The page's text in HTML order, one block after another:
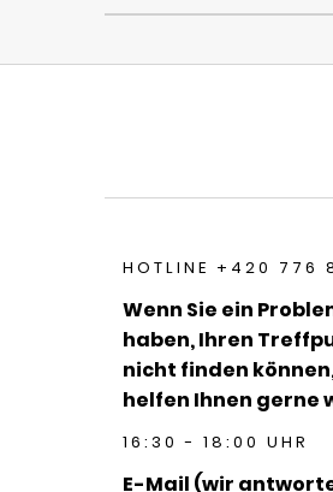
HOTLINE +420 776
Wenn Sie ein
haben, Ihren
nicht finden
helfen Ihnen gerne
16:30 - 18:00 UHR
E-Mail (wir